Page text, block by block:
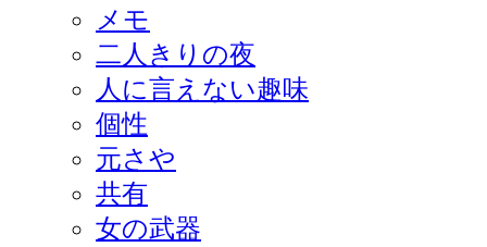
メモ
二人きりの夜
人に言えない趣味
個性
元さや
共有
女の武器